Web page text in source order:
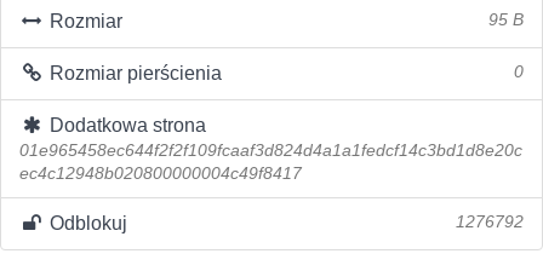
Rozmiar 95 B
Rozmiar pierścienia 0
Dodatkowa strona
01e965458ec644f2f2f109fcaaf3d824d4a1a1fedcf14c3bd1d8e20c
ec4c12948b020800000004c49f8417
Odblokuj 1276792